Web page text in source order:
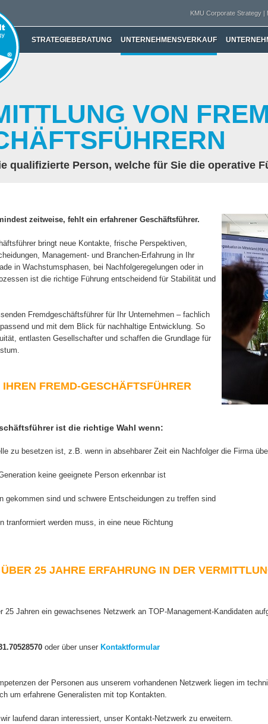
KMU Corporate Strategy |
STRATEGIEBERATUNG UNTERNEHMENSVERKAUF
VON
qualifizierte Person, welche für Sie die operative
zeitweise, fehlt ein erfahrener Geschäftsführer.
bringt neue Kontakte, frische Perspektiven,
Management- und Branchen-Erfahrung in Ihr
in Wachstumsphasen, bei Nachfolgeregelungen oder in
ist die richtige Führung entscheidend für Stabilität und
Fremdgeschäftsführer für Ihr Unternehmen – fachlich
und mit dem Blick für nachhaltige Entwicklung. So
entlasten Gesellschafter und schaffen die Grundlage für
FREMD-GESCHÄFTSFÜHRER
ist die richtige Wahl wenn:
zu besetzen ist, z.B. wenn in absehbarer Zeit ein Nachfolger die Firma
keine geeignete Person erkennbar ist
gekommen sind und schwere Entscheidungen zu treffen sind
tranformiert werden muss, in eine neue Richtung
25 JAHRE ERFAHRUNG IN DER
25 Jahren ein gewachsenes Netzwerk an TOP-Management-Kandidaten
oder über unser Kontaktformular
der Personen aus unserem vorhandenen Netzwerk liegen im
um erfahrene Generalisten mit top Kontakten.
laufend daran interessiert, unser Kontakt-Netzwerk zu erweitern.